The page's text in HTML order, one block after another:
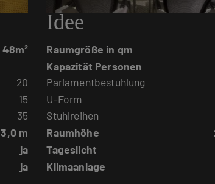
48m²
20
15
35
3,0 m
ja
ja
Idee
Raumgröße in qm
Kapazität Personen
Parlamentbestuhlung
U-Form
Stuhlreihen
Raumhöhe
Tageslicht
Klimaanlage